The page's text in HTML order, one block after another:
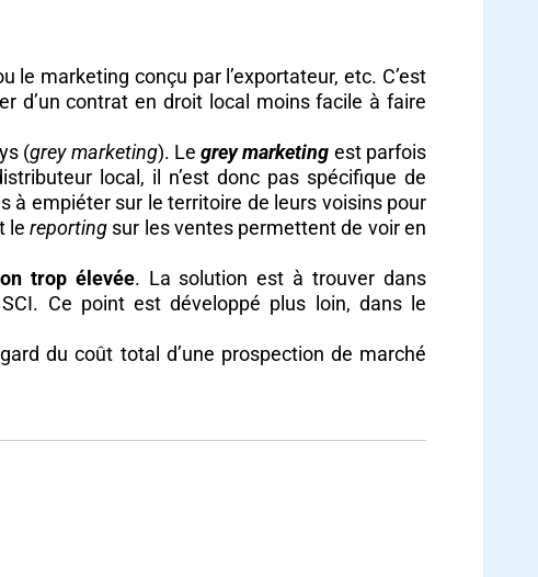
le marketing conçu par l’exportateur, etc. C’est
d’un contrat en droit local moins facile à faire
(grey marketing). Legrey marketing est parfois
local, il n’est donc pas spécifique de
à empiéter sur le territoire de leurs voisins pour
lereporting sur les ventes permettent de voir en
trop élevée. La solution est à trouver dans
Ce point est développé plus loin, dans le
du coût total d’une prospection de marché